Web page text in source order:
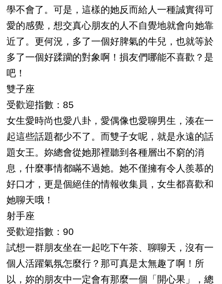
學不會了。可是，這樣的她反而給人一種誠實得可
愛的感覺，想交真心朋友的人不自覺地就會向她靠
近了。更何況，多了一個好脾氣的牛兒，也就等於
多了一個好蹂躪的對象啊！損友們哪能不喜歡？是
吧！
雙子座
受歡迎指數：85
女生愛時尚也愛八卦，愛偶像也愛聊男生，湊在一
起這些話題都少不了。而雙子女呢，就是永遠的話
題女王。妳總會從她那裡聽到各種層出不窮的消
息，什麼事情都瞞不過她。她不僅擁有令人羨慕的
好口才，更是個絕佳的情報收集員，女生都喜歡和
她聊天哦！
射手座
受歡迎指數：90
試想一群朋友坐在一起吃下午茶、聊聊天，沒有一
個人活躍氣氛怎麼行？那可真是太無趣了啊！所
以，妳的朋友中一定會有那麼一個「開心果」，總